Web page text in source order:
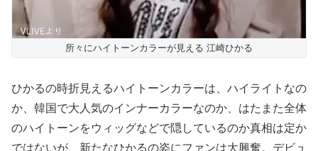
所々にハイトーンカラーが見える 江崎ひかる
ひかるの時折見えるハイトーンカラーは、ハイライトなの
か、韓国で大人気のインナーカラーなのか、はたまた全体
のハイトーンをウィッグなどで隠しているのか真相は定か
ではないが、新たなひかるの姿にファンは大興奮。デビュ